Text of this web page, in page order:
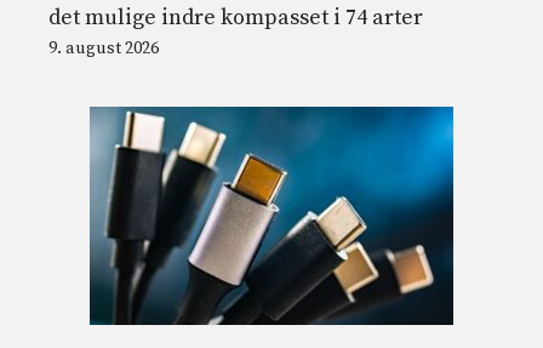
det mulige indre kompasset i 74 arter
9. august 2026